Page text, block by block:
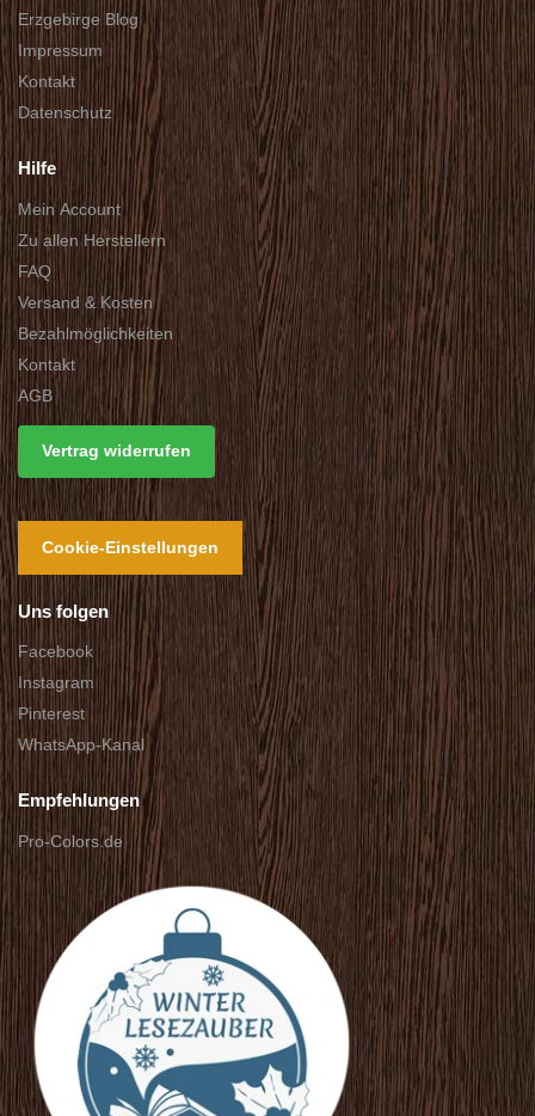
Erzgebirge Blog
Impressum
Kontakt
Datenschutz
Hilfe
Mein Account
Zu allen Herstellern
FAQ
Versand & Kosten
Bezahlmöglichkeiten
Kontakt
AGB
Vertrag widerrufen
Cookie-Einstellungen
Uns folgen
Facebook
Instagram
Pinterest
WhatsApp-Kanal
Empfehlungen
Pro-Colors.de